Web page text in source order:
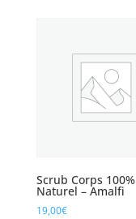
Scrub Corps 100%
Naturel – Amalfi
19,00€